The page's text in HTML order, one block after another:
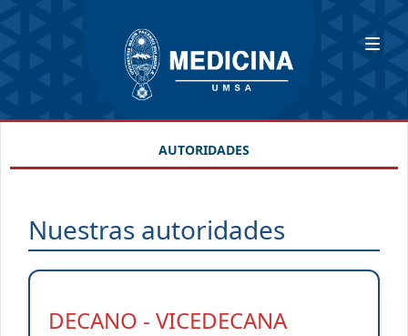
AUTORIDADES
Nuestras autoridades
DECANO - VICEDECANA